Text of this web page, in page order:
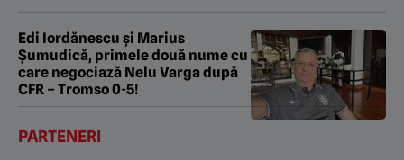
Edi Iordănescu și Marius
Șumudică, primele două nume cu
care negociază Nelu Varga după
CFR – Tromso 0-5!
PARTENERI